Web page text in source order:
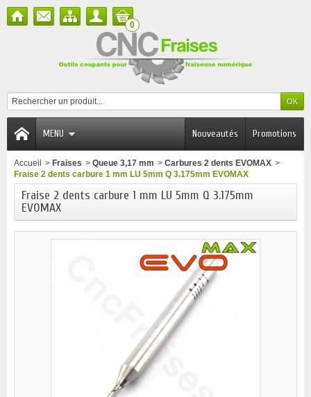
0
MENU Promotions
Nouveautés
Accueil > Fraises > Queue 3,17 mm > Carbures 2 dents EVOMAX >
Fraise 2 dents carbure 1 mm LU 5mm Q 3.175mm EVOMAX
Fraise 2 dents carbure 1 mm LU 5mm Q 3.175mm
EVOMAX